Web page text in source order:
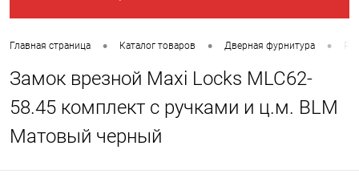
Главная страница • Каталог товаров • Дверная фурнитура •
Замок врезной Maxi Locks MLC62-
58.45 комплект с ручками и ц.м. BLM
Матовый черный